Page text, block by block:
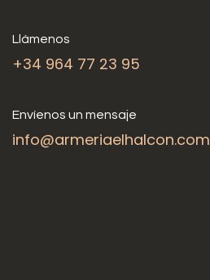
Llámenos
+34 964 77 23 95
Envíenos un mensaje
info@armeriaelhalcon.com